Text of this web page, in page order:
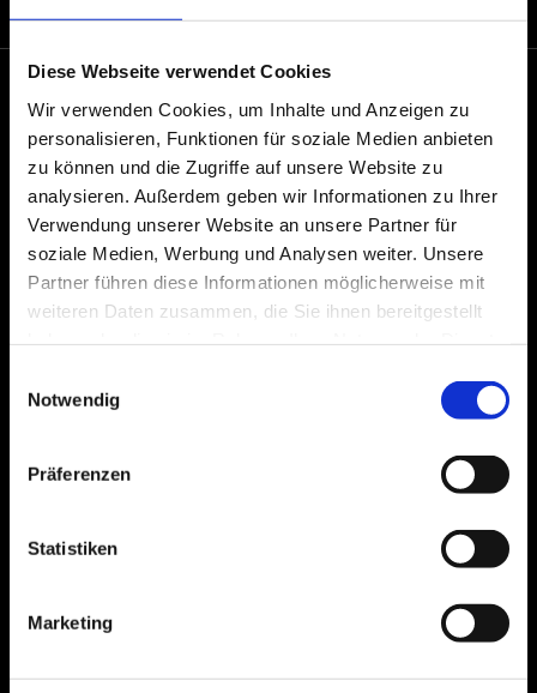
Diese Webseite verwendet Cookies
Wir verwenden Cookies, um Inhalte und Anzeigen zu
personalisieren, Funktionen für soziale Medien anbieten
zu können und die Zugriffe auf unsere Website zu
analysieren. Außerdem geben wir Informationen zu Ihrer
Verwendung unserer Website an unsere Partner für
soziale Medien, Werbung und Analysen weiter. Unsere
Partner führen diese Informationen möglicherweise mit
weiteren Daten zusammen, die Sie ihnen bereitgestellt
Notwendig
Präferenzen
Statistiken
Marketing
49453 Rehden
Telefon:05446 1293
Telefax: 05446 2069882
E-Mail: info@rehdener-ofenstube.de
Öffnungszeiten
Mi. von 15:00 - 18:00Uhr
Do. von 10:00 - 13:00 & 15:00 - 18:00Uhr
Sa. von 09:30 - 12:30Uhr
49401 Damme
E-Mail: info@rehdener-ofenstube.de
Öffnungszeiten